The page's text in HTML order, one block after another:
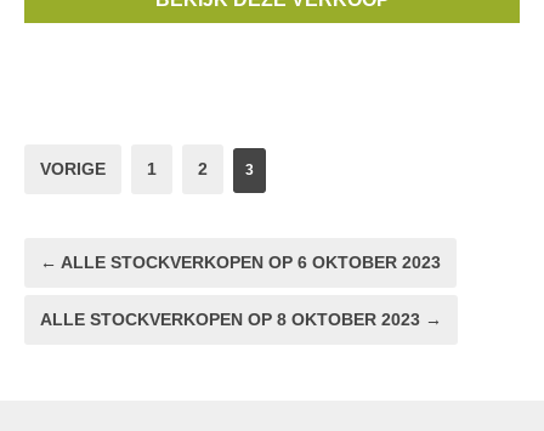
accessoires, brocante en boeken kan kopen aan 50% korting.
VORIGE 1 2 3
← ALLE STOCKVERKOPEN OP 6 OKTOBER 2023
ALLE STOCKVERKOPEN OP 8 OKTOBER 2023 →